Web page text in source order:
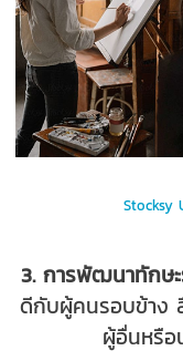
Stocksy
3. การพัฒนาทักษะ
ดีกับผู้คนรอบข้าง สื่
ผู้อื่นหรือ